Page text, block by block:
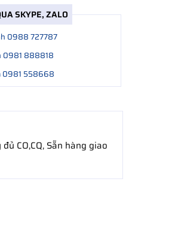
SKYPE, ZALO
0988 727787
0981 888818
0981 558668
CO,CQ, Sẵn hàng giao